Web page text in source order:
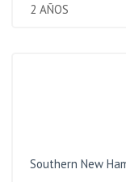
2 AÑOS
Southern New